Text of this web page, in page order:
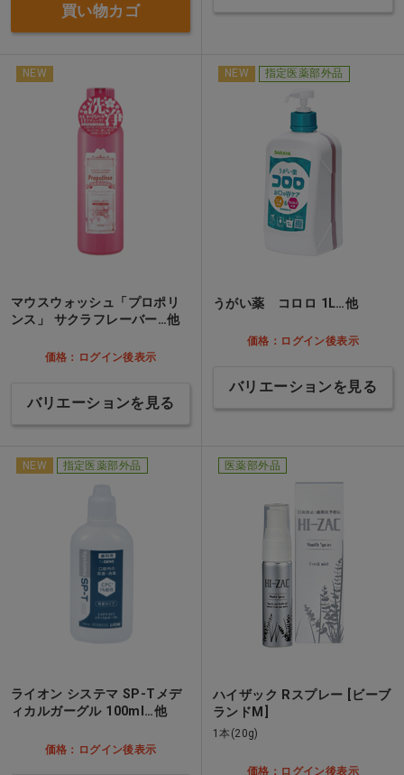
買い物カゴ
NEW
マウスウォッシュ「プロポリ
ンス」 サクラフレーバー…他
価格：ログイン後表示
バリエーションを見る
NEW 指定医薬部外品
うがい薬 コロロ 1L…他
価格：ログイン後表示
バリエーションを見る
NEW 指定医薬部外品
ライオン システマ SP-Tメデ
ィカルガーグル 100ml…他
価格：ログイン後表示
医薬部外品
ハイザック Rスプレー [ビーブ
ランドM]
1本(20g)
価格：ログイン後表示